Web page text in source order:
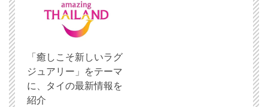
「癒しこそ新しいラグ
ジュアリー」をテーマ
に、タイの最新情報を
紹介